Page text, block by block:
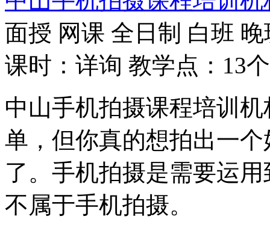
面授 网课 全日制 白班 晚
课时：详询 教学点：13个
中山手机拍摄课程培训
单，但你真的想拍出一
了。手机拍摄是需要运
不属于手机拍摄。